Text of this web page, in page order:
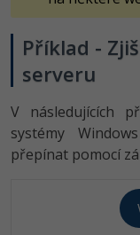
Příklad -
serveru
V následujících
systémy
přepínat pomocí